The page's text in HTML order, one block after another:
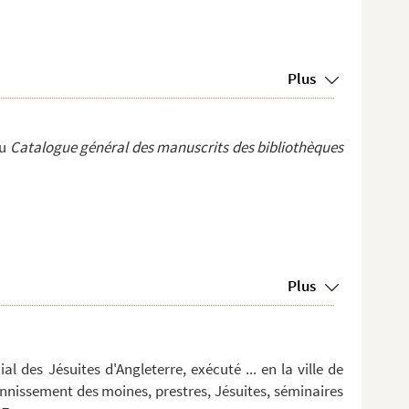
Plus
Catalogue général des manuscrits des bibliothèques
Plus
des Jésuites d'Angleterre, exécuté ... en la ville de
des moines, prestres, Jésuites, séminaires